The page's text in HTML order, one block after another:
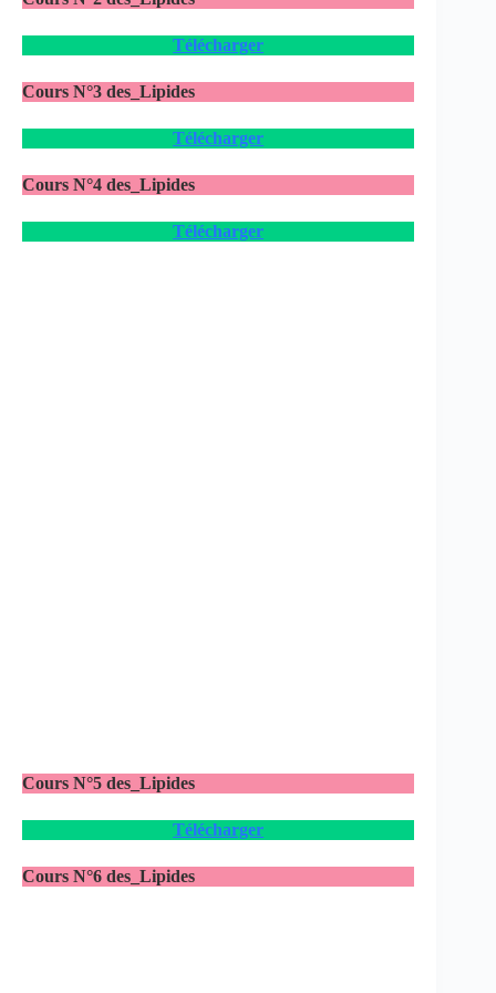
Télécharger
Cours N°3 des_Lipides
Télécharger
Cours N°4 des_Lipides
Télécharger
Cours N°5 des_Lipides
Télécharger
Cours N°6 des_Lipides